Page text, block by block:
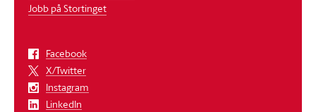
Jobb på Stortinget
Facebook
X/Twitter
Instagram
LinkedIn